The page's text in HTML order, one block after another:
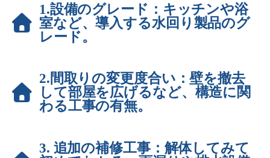
1.設備のグレード：キッチンや浴
室など、導入する水回り製品のグ
レード。
2.間取りの変更度合い：壁を撤去
して部屋を広げるなど、構造に関
わる工事の有無。
3. 追加の補修工事：解体してみて